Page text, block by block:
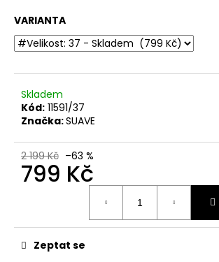
VARIANTA
Skladem
Kód: 11591/37
Značka:SUAVE
2 199 Kč –63 %
799 Kč
Zeptat se
u
j
e
DÁMSKÉ
SANDÁLY
NA
KLÍNKU
JANA
28701-
414
BÉŽOVÉ